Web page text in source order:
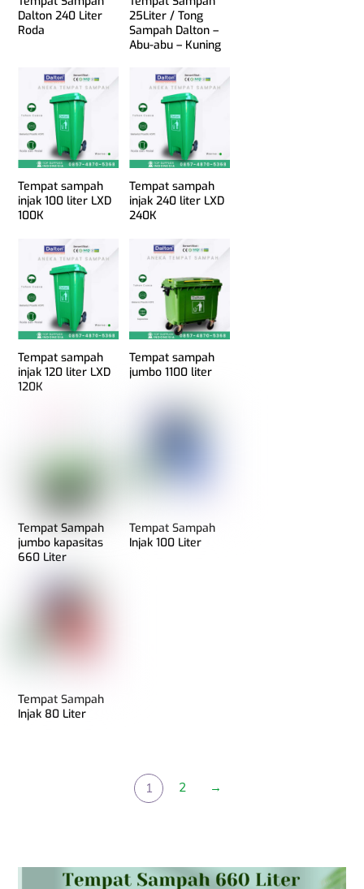
Dalton 240 Liter
Roda
25Liter / Tong
Sampah Dalton –
Abu-abu – Kuning
Tempat sampah
injak 100 liter LXD
100K
Tempat sampah
injak 240 liter LXD
240K
Tempat sampah
injak 120 liter LXD
120K
Tempat sampah
jumbo 1100 liter
Tempat Sampah
jumbo kapasitas
660 Liter
Tempat Sampah
Injak 100 Liter
Tempat Sampah
Injak 80 Liter
1 2 →